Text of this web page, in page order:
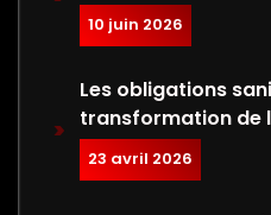
10 juin 2026
Les obligations
transformation de
23 avril 2026